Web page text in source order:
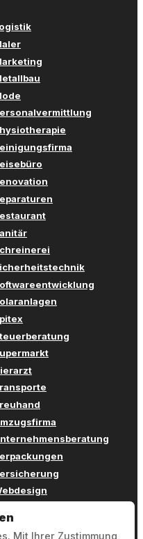
Mit Ihrer Zustimmung